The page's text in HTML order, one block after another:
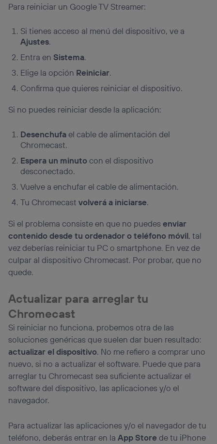
Para reiniciar un Google TV Streamer:
Si tienes acceso al menú del dispositivo, ve a
Ajustes.
Entra enSistema.
Elige la opción Reiniciar.
Confirma que quieres reiniciar el dispositivo.
Si no puedes reiniciar desde la aplicación:
Desenchufael cable de alimentación del
Chromecast.
Espera un minutocon el dispositivo
desconectado.
Vuelve a enchufar el cable de alimentación.
Tu Chromecastvolverá a iniciarse.
Si el problema consiste en que no puedesenviar
contenido desde tu ordenador o teléfono móvil, tal
vez deberías reiniciar tu PC o smartphone. En vez de
culpar al dispositivo Chromecast. Por probar, que no
quede.
Actualizar para arreglar tu
Chromecast
Si reiniciar no funciona, probemos otra de las
soluciones genéricas que suelen dar buen resultado:
actualizar el dispositivo. No me refiero a comprar uno
nuevo, si no a actualizar el software. Puede que para
arreglar tu Chromecast sea suficiente actualizar el
software del dispositivo, las aplicaciones y/o el
navegador.
Para actualizar las aplicaciones y/o el navegador de tu
teléfono, deberás entrar en laApp Store de tu iPhone